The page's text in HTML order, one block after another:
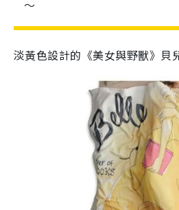
～
淡黃色設計的《美女與野獸》貝